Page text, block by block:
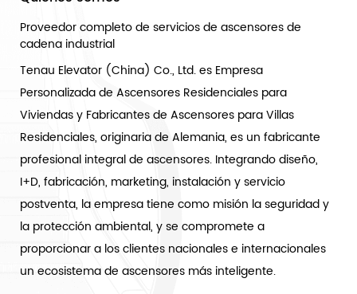
Proveedor completo de servicios de ascensores de
cadena industrial
Tenau Elevator (China) Co., Ltd. es Empresa
Personalizada de Ascensores Residenciales para
Viviendasy Fabricantes de Ascensores para Villas
Residenciales, originaria de Alemania, es un fabricante
profesional integral de ascensores. Integrando diseño,
I+D, fabricación, marketing, instalación y servicio
postventa, la empresa tiene como misión la seguridad y
la protección ambiental, y se compromete a
proporcionar a los clientes nacionales e internacionales
un ecosistema de ascensores más inteligente.